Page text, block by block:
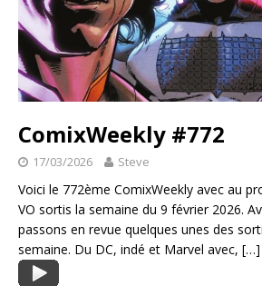
ComixWeekly #772
17/03/2026 Steve
Voici le 772ème ComixWeekly avec au
VO sortis la semaine du 9 février 2026.
passons en revue quelques unes des
semaine. Du DC, indé et Marvel avec, […]